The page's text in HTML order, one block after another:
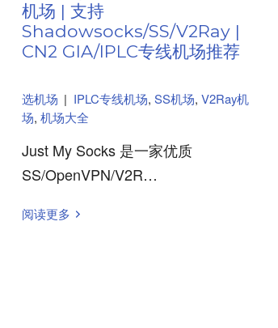
机场 | 支持
Shadowsocks/SS/V2Ray |
CN2 GIA/IPLC专线机场推荐
选机场 | IPLC专线机场, SS机场, V2Ray机
场, 机场大全
Just My Socks 是一家优质
SS/OpenVPN/V2R…
阅读更多